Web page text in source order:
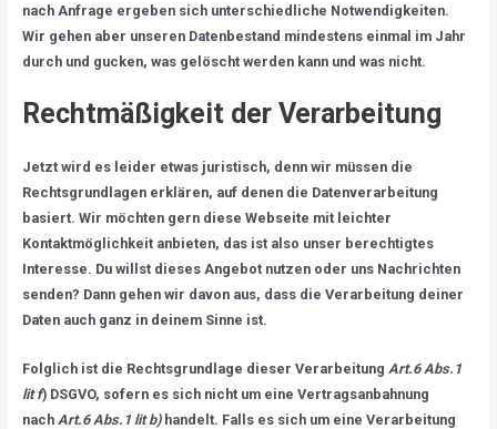
nach Anfrage ergeben sich unterschiedliche Notwendigkeiten.
Wir gehen aber unseren Datenbestand mindestens einmal im Jahr
durch und gucken, was gelöscht werden kann und was nicht.
Rechtmäßigkeit der Verarbeitung
Jetzt wird es leider etwas juristisch, denn wir müssen die
Rechtsgrundlagen erklären, auf denen die Datenverarbeitung
basiert. Wir möchten gern diese Webseite mit leichter
Kontaktmöglichkeit anbieten, das ist also unser berechtigtes
Interesse. Du willst dieses Angebot nutzen oder uns Nachrichten
senden? Dann gehen wir davon aus, dass die Verarbeitung deiner
Daten auch ganz in deinem Sinne ist.
Folglich ist die Rechtsgrundlage dieser Verarbeitung Art.6 Abs.1
lit f) DSGVO, sofern es sich nicht um eine Vertragsanbahnung
nach Art.6 Abs.1 lit b)handelt. Falls es sich um eine Verarbeitung